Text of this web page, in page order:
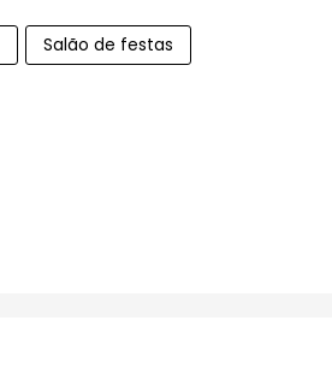
Salão de festas